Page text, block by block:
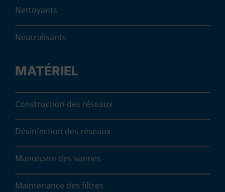
Nettoyants
Neutralisants
MATÉRIEL
Construction des réseaux
Désinfection des réseaux
Manœuvre des vannes
Maintenance des filtres